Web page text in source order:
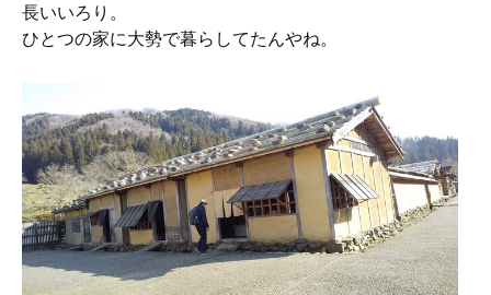
長いいろり。
ひとつの家に大勢で暮らしてたんやね。